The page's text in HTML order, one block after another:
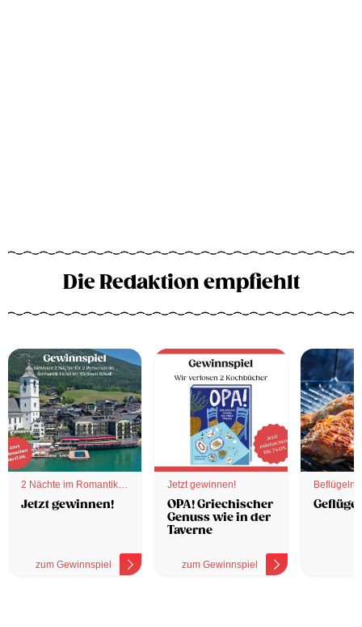
Die Redaktion empfiehlt
2 Nächte im Romantik
Hotel
Jetzt gewinnen!
zum Gewinnspiel
Jetzt gewinnen!
OPA! Griechischer
Genuss wie in der
Taverne
zum Gewinnspiel